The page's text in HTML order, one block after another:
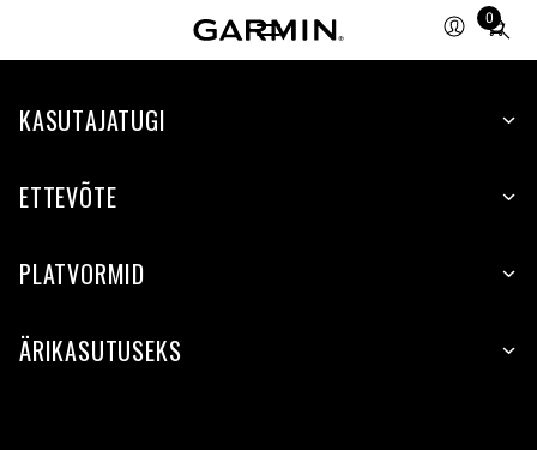
0
Total
items
cart:
KASUTAJATUGI
ETTEVÕTE
PLATVORMID
ÄRIKASUTUSEKS